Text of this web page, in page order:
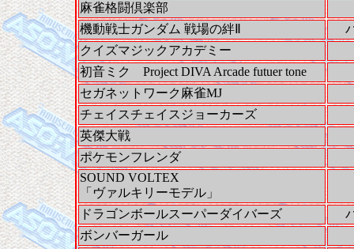
麻雀格闘倶楽部
機動戦士ガンダム 戦場の絆Ⅱ
クイズマジックアカデミー
初音ミク Project DIVA Arcade futuer tone
セガネットワーク麻雀MJ
チェイスチェイスジョーカーズ
英傑大戦
ポケモンフレンダ
SOUND VOLTEX
「ヴァルキリーモデル」
ドラゴンボールスーパーダイバーズ
ボンバーガール